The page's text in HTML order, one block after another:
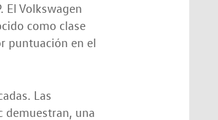
El Volkswagen
como clase
puntuación en el
Las
demuestran, una